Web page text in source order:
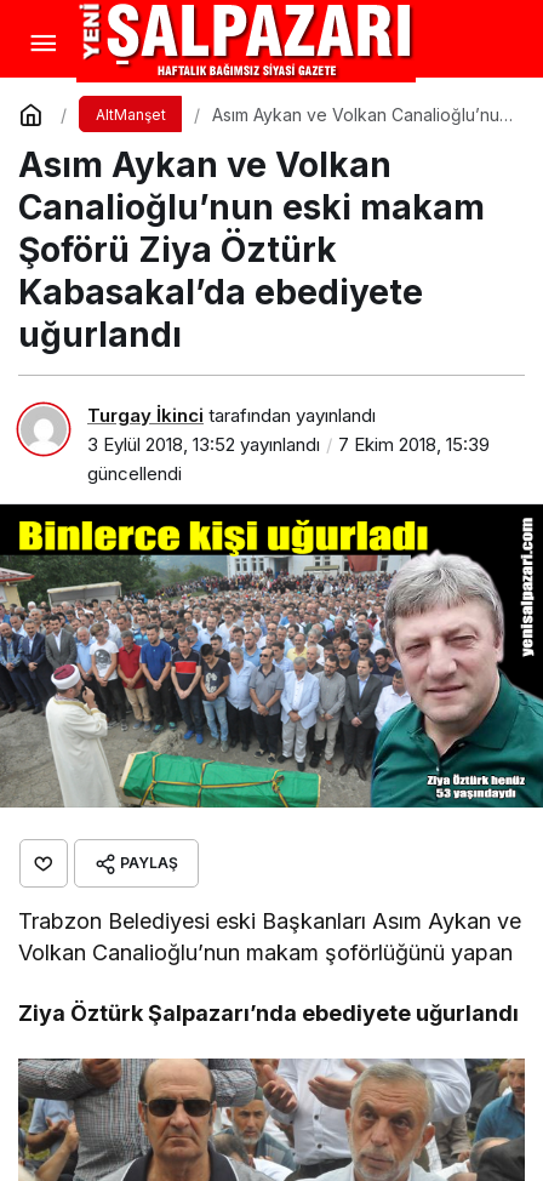
AltManşet
Asım Aykan ve Volkan Canalioğlu’nun
Kabasakal’da ebediyete uğurlandı
Asım Aykan ve Volkan
Canalioğlu’nun eski makam
Şoförü Ziya Öztürk
Kabasakal’da ebediyete
uğurlandı
Turgay İkinci tarafından yayınlandı
3 Eylül 2018, 13:52 yayınlandı
7 Ekim 2018, 15:39
güncellendi
PAYLAŞ
Trabzon Belediyesi eski Başkanları Asım Aykan ve
Volkan Canalioğlu’nun makam şoförlüğünü yapan
Ziya Öztürk Şalpazarı’nda ebediyete uğurlandı